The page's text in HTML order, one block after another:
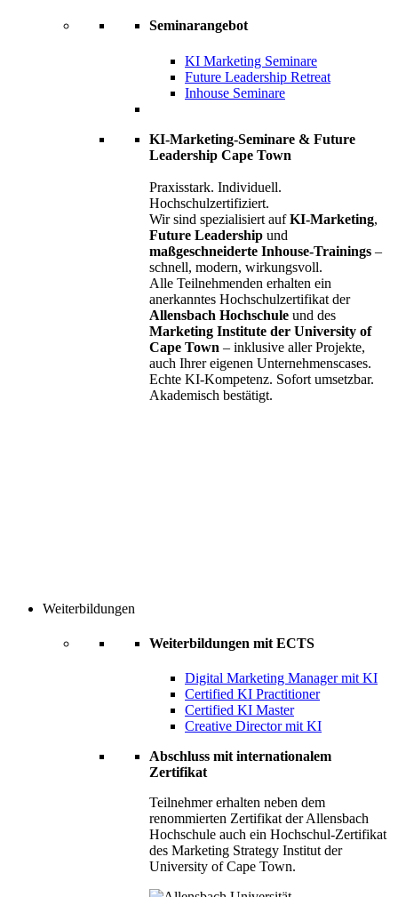
Seminarangebot
KI Marketing Seminare
Future Leadership Retreat
Inhouse Seminare
KI-Marketing-Seminare & Future
Leadership Cape Town
Praxisstark. Individuell.
Hochschulzertifiziert.
Wir sind spezialisiert aufKI-Marketing,
Future Leadership und
maßgeschneiderte Inhouse-Trainings –
schnell, modern, wirkungsvoll.
Alle Teilnehmenden erhalten ein
anerkanntes Hochschulzertifikat der
Allensbach Hochschule und des
Marketing Institute der University of
Cape Town – inklusive aller Projekte,
auch Ihrer eigenen Unternehmenscases.
Echte KI-Kompetenz. Sofort umsetzbar.
Akademisch bestätigt.
Weiterbildungen
Weiterbildungen mit ECTS
Digital Marketing Manager mit KI
Certified KI Practitioner
Certified KI Master
Creative Director mit KI
Abschluss mit internationalem
Zertifikat
Teilnehmer erhalten neben dem
renommierten Zertifikat der Allensbach
Hochschule auch ein Hochschul-Zertifikat
des Marketing Strategy Institut der
University of Cape Town.